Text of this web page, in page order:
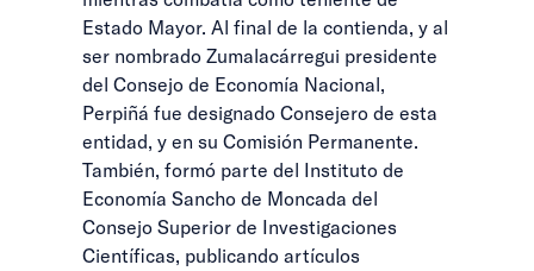
Estado Mayor. Al final de la contienda, y al
ser nombrado Zumalacárregui presidente
del Consejo de Economía Nacional,
Perpiñá fue designado Consejero de esta
entidad, y en su Comisión Permanente.
También, formó parte del Instituto de
Economía Sancho de Moncada del
Consejo Superior de Investigaciones
Científicas, publicando artículos